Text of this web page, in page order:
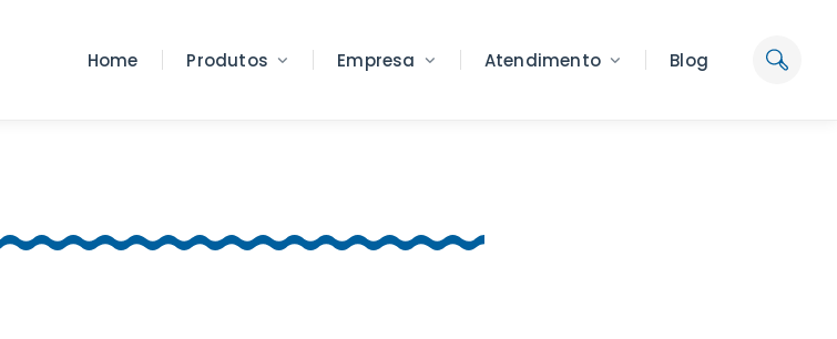
Home Produtos Empresa Atendimento Blog